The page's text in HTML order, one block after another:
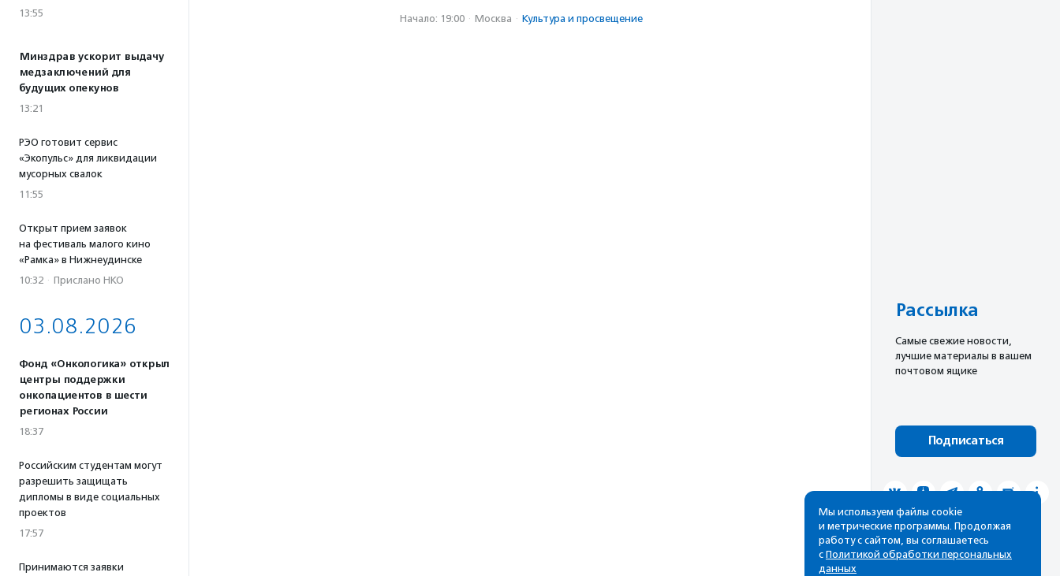
13:55
Минздрав ускорит выдачу
медзаключений для
будущих опекунов
13:21
РЭО готовит сервис
«Экопульс» для ликвидации
мусорных свалок
11:55
Открыт прием заявок
на фестиваль малого кино
«Рамка» в Нижнеудинске
10:32 · Прислано НКО
03.08.2026
Фонд «Онкологика» открыл
центры поддержки
онкопациентов в шести
регионах России
18:37
Российским студентам могут
разрешить защищать
дипломы в виде социальных
проектов
17:57
Принимаются заявки
Начало: 19:00 · Москва · Культура и просвещение
Рассылка
Cамые свежие новости,
лучшие материалы в вашем
почтовом ящике
Подписаться
Мы используем файлы cookie
и метрические программы. Продолжая
работу с сайтом, вы соглашаетесь
с Политикой обработки персональных
данных